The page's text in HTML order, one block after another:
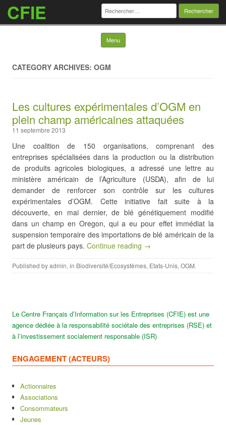
CFIE Rechercher :
Menu Skip to content
CATEGORY ARCHIVES: OGM
Les cultures expérimentales d’OGM en
plein champ américaines attaquées
11 septembre 2013
Une coalition de 150 organisations, comprenant des
entreprises spécialisées dans la production ou la distribution
de produits agricoles biologiques, a adressé une lettre au
ministère américain de l’Agriculture (USDA), afin de lui
demander de renforcer son contrôle sur les cultures
expérimentales d’OGM. Cette initiative fait suite à la
découverte, en mai dernier, de blé génétiquement modifié
dans un champ en Oregon, qui a eu pour effet immédiat la
suspension temporaire des importations de blé américain de la
part de plusieurs pays. Continue reading →
Published byadmin, in Biodiversité/Ecosystèmes, Etats-Unis, OGM.
Le Centre Français d’Information sur les Entreprises (CFIE) est une
agence dédiée à la responsabilité sociétale des entreprises (RSE) et
à l’investissement socialement responsable (ISR)
ENGAGEMENT (ACTEURS)
Actionnaires
Associations
Consommateurs
Jeunes